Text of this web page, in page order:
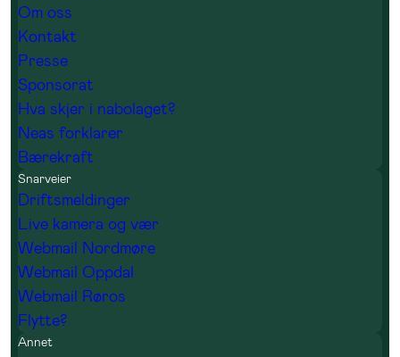
Om oss
Kontakt
Presse
Sponsorat
Hva skjer i nabolaget?
Neas forklarer
Bærekraft
Snarveier
Driftsmeldinger
Live kamera og vær
Webmail Nordmøre
Webmail Oppdal
Webmail Røros
Flytte?
Annet